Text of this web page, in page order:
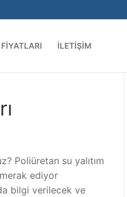
İLETIŞIM
Poliüretan su yalıtım
ediyor
bilgi verilecek ve